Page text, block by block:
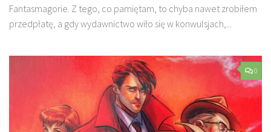
Fantasmagorie. Z tego, co pamiętam, to chyba nawet zrobiłem
przedpłatę, a gdy wydawnictwo wiło się w konwulsjach,...
0